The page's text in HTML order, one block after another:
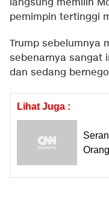
langsung memilih
pemimpin tertinggi
Trump sebelumnya
sebenarnya sangat
dan sedang
Lihat Juga :